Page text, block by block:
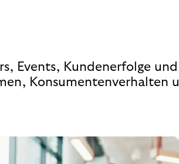
Events, Kundenerfolge
Konsumentenverhalten